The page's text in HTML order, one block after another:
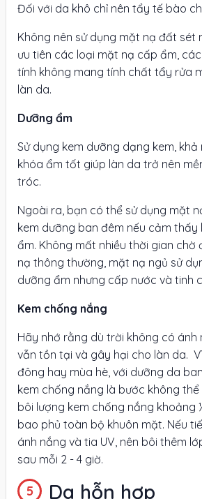
Đối với da khô chỉ nên tẩy tế bào
Không nên sử dụng mặt nạ đất sét
ưu tiên các loại mặt nạ cấp ẩm,
tính không mang tính chất tẩy rửa
làn da.
Dưỡng ẩm
Sử dụng kem dưỡng dạng kem,
khóa ẩm tốt giúp làn da trở nên
tróc.
Ngoài ra, bạn có thể sử dụng mặt
kem dưỡng ban đêm nếu cảm thấy
ẩm. Không mất nhiều thời gian chờ
nạ thông thường, mặt nạ ngủ sử
dưỡng ẩm nhưng cấp nước và tinh
Kem chống nắng
Hãy nhớ rằng dù trời không có ánh
vẫn tồn tại và gây hại cho làn da.
đông hay mùa hè, với dưỡng da
kem chống nắng là bước không thể
bôi lượng kem chống nắng khoảng
bao phủ toàn bộ khuôn mặt. Nếu
ánh nắng và tia UV, nên bôi thêm
sau mỗi 2 - 4 giờ.
Da hỗn hợp